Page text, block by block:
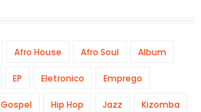
Afro House Afro Soul Album
EP Eletronico Emprego
Gospel Hip Hop Jazz Kizomba